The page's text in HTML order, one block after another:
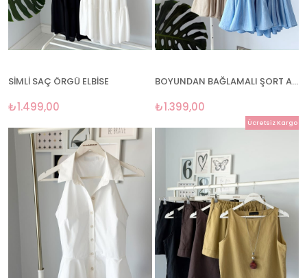
SİMLİ SAÇ ÖRGÜ ELBİSE
₺1.499,00
BOYUNDAN BAĞLAMALI ŞORT ASTARLI ELBİSE
₺1.399,00
Ücretsiz Kargo